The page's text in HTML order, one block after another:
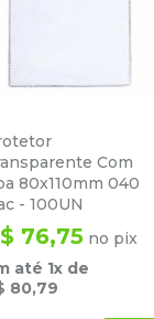
Com
80x110mm 040
- 100UN
76,75 no pix
até 1x de
80,79